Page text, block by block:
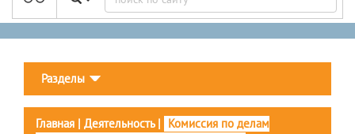
Разделы
Главная | Деятельность| Комиссия по делам